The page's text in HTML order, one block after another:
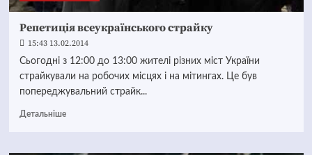
Репетиція всеукраїнського страйку
15:43 13.02.2014
Сьогодні з 12:00 до 13:00 жителі різних міст України
страйкували на робочих місцях і на мітингах. Це був
попереджувальний страйк...
Детальніше